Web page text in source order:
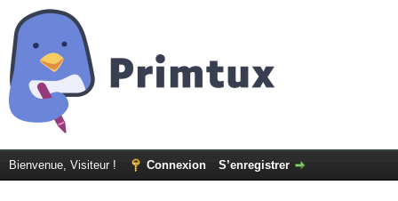
Bienvenue, Visiteur ! Connexion S’enregistrer